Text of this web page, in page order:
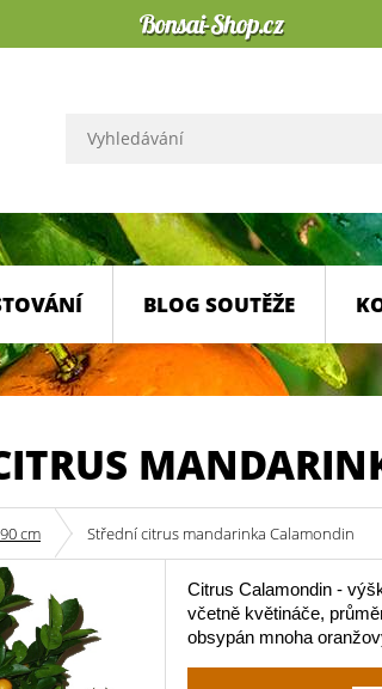
BLOG SOUTĚŽE
cm Střední citrus mandarinka Calamondin
Citrus Calamondin -
včetně květináče,
obsypán mnoha